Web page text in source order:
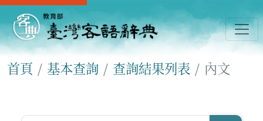
首頁 基本查詢 查詢結果列表 內文